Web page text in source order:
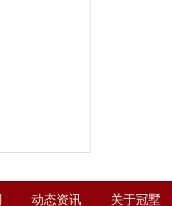
动态资讯 关于冠墅